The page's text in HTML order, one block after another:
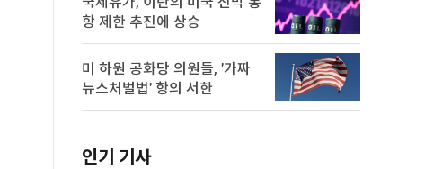
항 제한 추진에 상승
미 하원 공화당 의원들, '가짜
뉴스처벌법' 항의 서한
인기 기사